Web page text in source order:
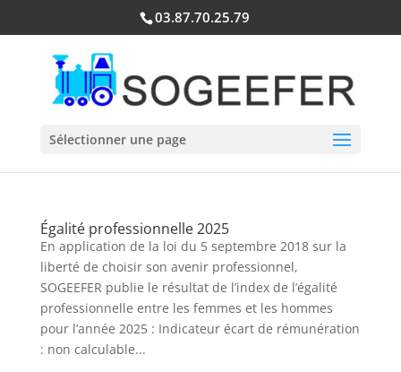
03.87.70.25.79
Sélectionner une page
Égalité professionnelle 2025
En application de la loi du 5 septembre 2018 sur la
liberté de choisir son avenir professionnel,
SOGEEFER publie le résultat de l’index de l’égalité
professionnelle entre les femmes et les hommes
pour l’année 2025 : Indicateur écart de rémunération
: non calculable...